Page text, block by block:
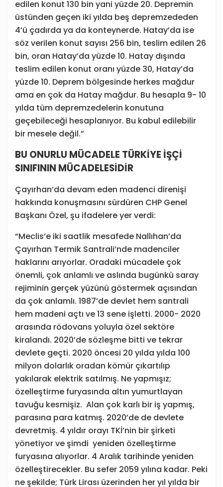
edilen konut 130 bin yani yüzde 20. Depremin
üstünden geçen iki yılda beş depremzededen
4’ü çadırda ya da konteynerde. Hatay’da ise
söz verilen konut sayısı 256 bin, teslim edilen 26
bin, oran Hatay’da yüzde 10. Hatay dışında
teslim edilen konut oranı yüzde 30, Hatay’da
yüzde 10. Deprem bölgesinde herkes mağdur
ama en çok da Hatay mağdur. Bu hesapla 9- 10
yılda tüm depremzedelerin konutuna
geçebileceği hesaplanıyor. Bu kabul edilebilir
bir mesele değil.”
BU ONURLU MÜCADELE TÜRKİYE İŞÇİ
SINIFININ MÜCADELESİDİR
Çayırhan’da devam eden madenci direnişi
hakkında konuşmasını sürdüren CHP Genel
Başkanı Özel, şu ifadelere yer verdi:
“Meclis’e iki saatlik mesafede Nallıhan’da
Çayırhan Termik Santrali’nde madenciler
haklarını arıyorlar. Oradaki mücadele çok
önemli, çok anlamlı ve aslında bugünkü saray
rejiminin gerçek yüzünü göstermek açısından
da çok anlamlı. 1987’de devlet hem santrali
hem madeni açtı ve 13 sene işletti. 2000- 2020
arasında rödovans yoluyla özel sektöre
kiralandı. 2020’de sözleşme bitti ve tekrar
devlete geçti. 2020 öncesi 20 yılda yılda 100
milyon dolarlık oradan kömür çıkartılıp
yakılarak elektrik satılmış. Ne yapmışız;
özelleştirme furyasında altın yumurtlayan
tavuğu kesmişiz. Alan çok karlı bir iş yapmış,
parasına para katmış. 2020’de de devlete
devretmiş. 4 yıldır orayı TKİ’nin bir şirketi
yönetiyor ve şimdi yeniden özelleştirme
furyasına alıyorlar. 4 Aralık tarihinde yeniden
özelleştirecekler. Bu sefer 2059 yılına kadar. Peki
ne şekilde; Türk Lirası üzerinden her yıl yılda bir